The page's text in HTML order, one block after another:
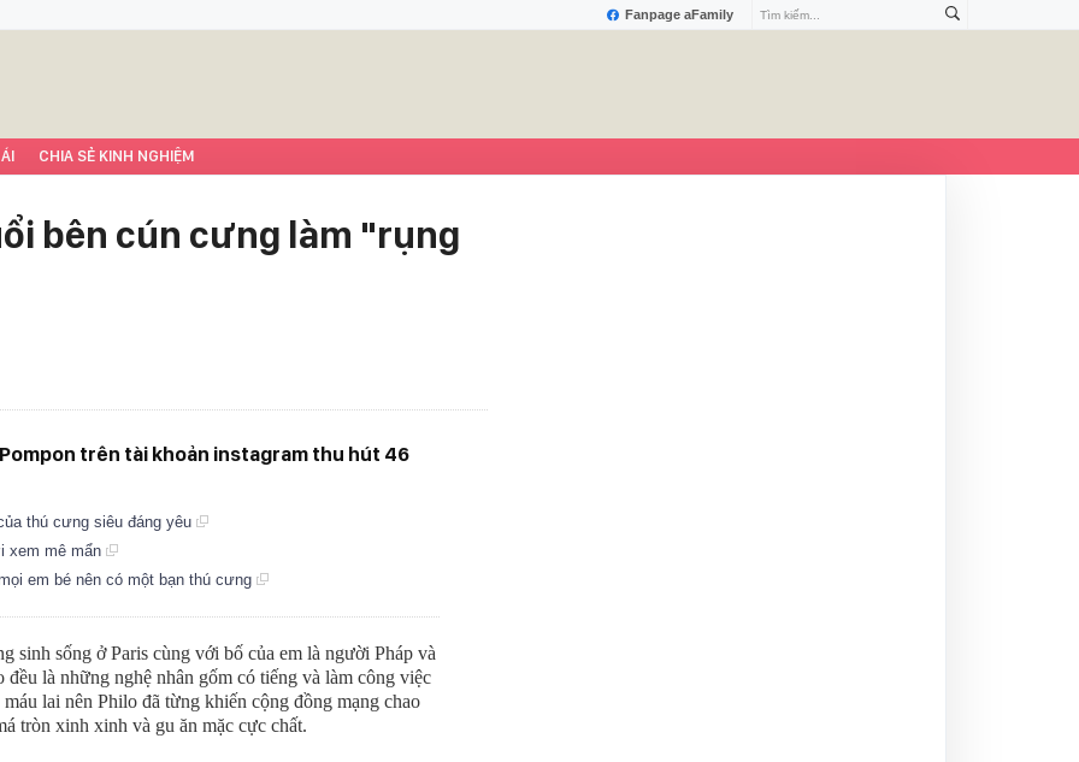
Fanpage aFamily
CHIA SẺ KINH NGHIỆM
bên cún cưng làm "rụng
trên tài khoản instagram thu hút 46
thú cưng siêu đáng yêu
xem mê mẩn
em bé nên có một bạn thú cưng
sinh sống ở Paris cùng với bố của em là người Pháp và
là những nghệ nhân gốm có tiếng và làm công việc
lai nên Philo đã từng khiến cộng đồng mạng chao
tròn xinh xinh và gu ăn mặc cực chất.